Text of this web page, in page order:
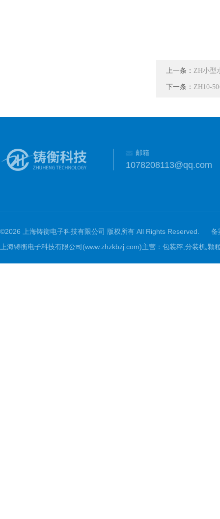
上一条： ZH小型
下一条： ZH10-
邮箱
1078208113@qq.com
©2026 上海铸衡电子科技有限公司 版权所有 All Rights Reserved.
备
上海铸衡电子科技有限公司(www.zhzkbzj.com)主营： 包装秤,分装机,颗